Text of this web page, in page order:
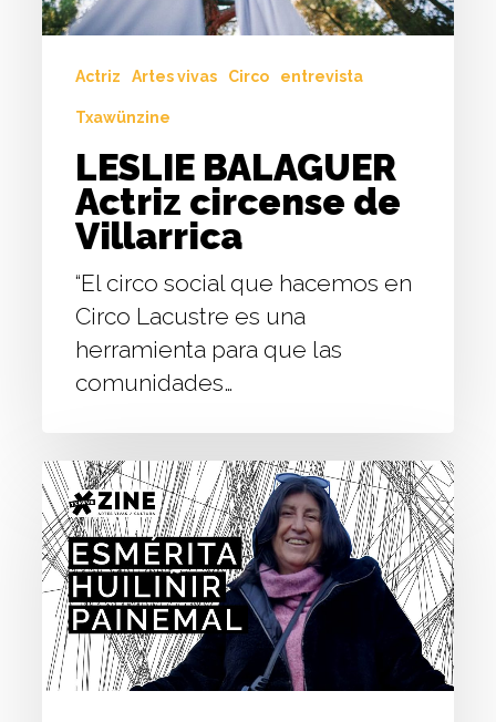
Actriz Artes vivas Circo entrevista
Txawünzine
LESLIE BALAGUER
Actriz circense de
Villarrica
“El circo social que hacemos en
Circo Lacustre es una
herramienta para que las
comunidades…
ESMÉRITA
HUILIÑIR
PAINEMAL,
ACTRIZ
DE
TEATRO
CALLEJERO